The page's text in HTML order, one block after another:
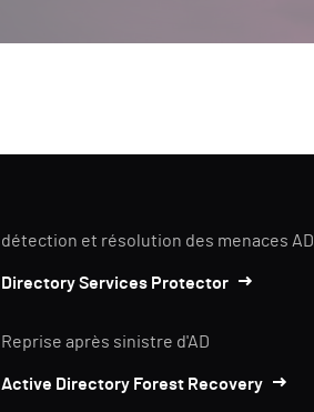
détection et résolution des menaces AD
Directory Services Protector
Reprise après sinistre d'AD
Active Directory Forest Recovery